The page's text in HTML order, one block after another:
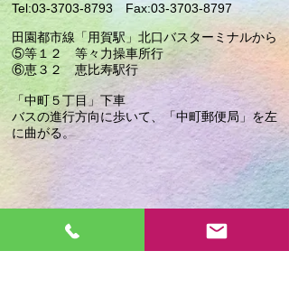
Tel:03-3703-8793 Fax:03-3703-8797
田園都市線「用賀駅」北口バスターミナルから
⑤等１２ 等々力操車所行
⑥恵３２ 恵比寿駅行
「中町５丁目」下車
​バスの進行方向に歩いて、「中町郵便局」を左
に曲がる。